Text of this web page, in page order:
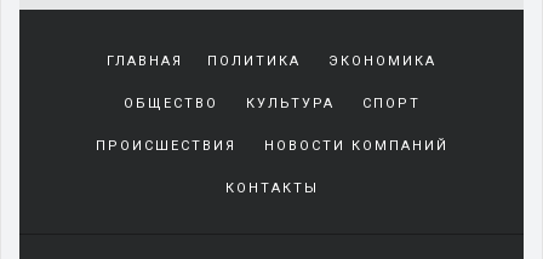
sürekli
beraber
geçirerek
harcadığı
ГЛАВНАЯ ПОЛИТИКА ЭКОНОМИКА
ОБЩЕСТВО КУЛЬТУРА СПОРТ
ПРОИСШЕСТВИЯ НОВОСТИ КОМПАНИЙ
КОНТАКТЫ